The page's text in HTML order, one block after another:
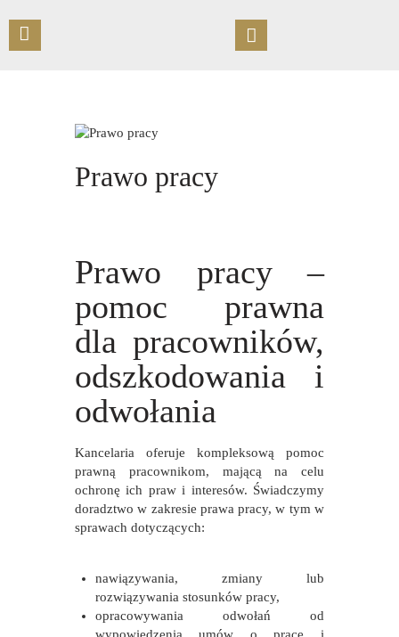
STRONA GŁÓWNA
OFERTA
Prawo pracy
Prawo pracy –
pomoc prawna
dla pracowników,
odszkodowania i
odwołania
Kancelaria oferuje kompleksową pomoc
prawną pracownikom, mającą na celu
ochronę ich praw i interesów. Świadczymy
doradztwo w zakresie prawa pracy, w tym w
sprawach dotyczących:
nawiązywania, zmiany lub
rozwiązywania stosunków pracy,
opracowywania odwołań od
wypowiedzenia umów o pracę i